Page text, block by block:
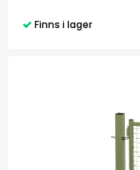
Finns i lager